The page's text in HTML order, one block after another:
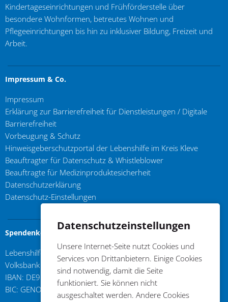
Datenschutzeinstellungen
Unsere Internet-Seite nutzt Cookies und
Services von Drittanbietern. Einige Cookies
sind notwendig, damit die Seite
funktioniert. Sie können nicht
ausgeschaltet werden. Andere Cookies
Kindertageseinrichtungen und Frühförderstelle über
besondere Wohnformen, betreutes Wohnen und
Pflegeeinrichtungen bis hin zu inklusiver Bildung, Freizeit und
Arbeit.
Impressum & Co.
Impressum
Erklärung zur Barrierefreiheit für Dienstleistungen / Digitale
Barrierefreiheit
Vorbeugung & Schutz
Hinweisgeberschutzportal der Lebenshilfe im Kreis Kleve
Beauftragter für Datenschutz & Whistleblower
Beauftragte für Medizinproduktesicherheit
Datenschutzerklärung
Datenschutz-Einstellungen
Spendenkonto
Lebenshilfe im Kreis Kleve e.V.
Volksbank an der Niers
IBAN: DE96 3206 1384 0103 6310 17
BIC: GENODED1GDL